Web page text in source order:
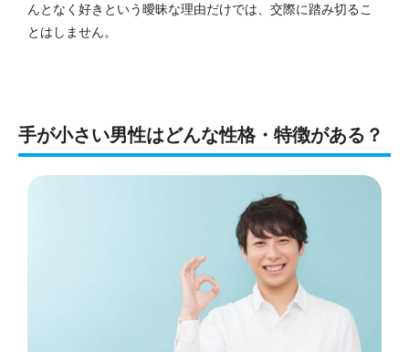
んとなく好きという曖昧な理由だけでは、交際に踏み切るこ
とはしません。
手が小さい男性はどんな性格・特徴がある？